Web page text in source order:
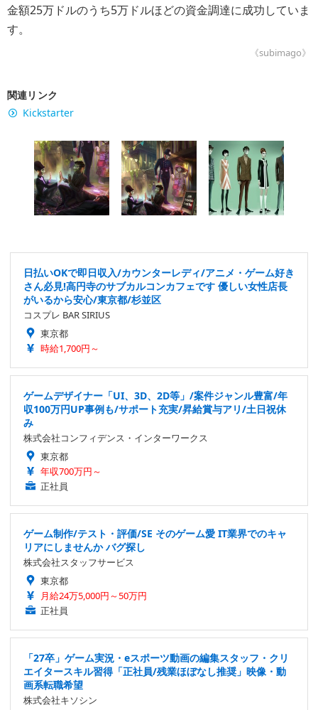
金額25万ドルのうち5万ドルほどの資金調達に成功していま
す。
《subimago》
関連リンク
Kickstarter
日払いOKで即日収入/カウンターレディ/アニメ・ゲーム好き
さん必見!高円寺のサブカルコンカフェです 優しい女性店長
がいるから安心/東京都/杉並区
コスプレ BAR SIRIUS
東京都
時給1,700円～
ゲームデザイナー「UI、3D、2D等」/案件ジャンル豊富/年
収100万円UP事例も/サポート充実/昇給賞与アリ/土日祝休
み
株式会社コンフィデンス・インターワークス
東京都
年収700万円～
正社員
ゲーム制作/テスト・評価/SE そのゲーム愛 IT業界でのキャ
リアにしませんか バグ探し
株式会社スタッフサービス
東京都
月給24万5,000円～50万円
正社員
「27卒」ゲーム実況・eスポーツ動画の編集スタッフ・クリ
エイタースキル習得「正社員/残業ほぼなし推奨」映像・動
画系転職希望
株式会社キソシン